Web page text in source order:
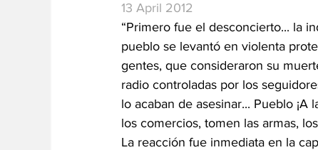
13 April 2012
“Primero fue el desconcierto... la
pueblo se levantó en violenta
gentes, que consideraron su
radio controladas por los
lo acaban de asesinar... Pueblo ¡A
los comercios, tomen las armas,
La reacción fue inmediata en la